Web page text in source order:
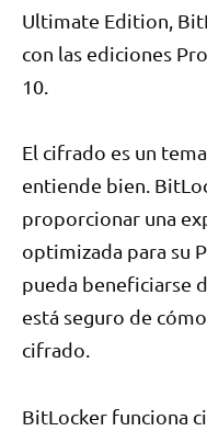
Ultimate Edition,
con las ediciones
10.
El cifrado es un
entiende bien.
proporcionar una
optimizada para su
pueda beneficiarse
está seguro de
cifrado.
BitLocker funciona